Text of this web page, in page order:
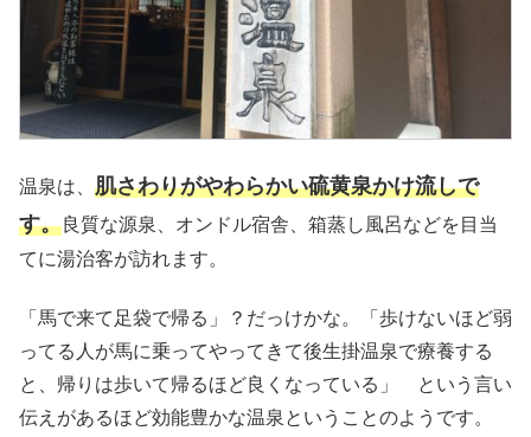
温泉は、 肌さわりがやわらかい硫黄泉かけ流しで
す。良質な源泉、オンドル宿舎、箱蒸し風呂などを目当
てに湯治客が訪れます。
「馬で来て足袋で帰る」？だっけかな。「歩けないほど弱
ってる人が馬に乗ってやってきて後生掛温泉で療養する
と、帰りは歩いて帰るほど良くなっている」 という言い
伝えがあるほど効能豊かな温泉ということのようです。